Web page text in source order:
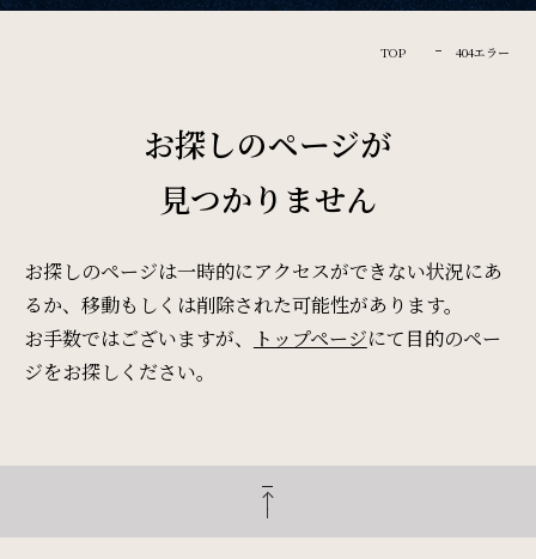
Rooms
Restaurant & Lounge
レストラン&ラウンジ
Banquet
ご宿泊日を検索
TOP 404エラー
お探しのページが
見つかりません
お探しのページは一時的にアクセスができない状況にあ
るか、移動もしくは削除された可能性があります。
お手数ではございますが、
トップページにて目的のペー
ジをお探しください。